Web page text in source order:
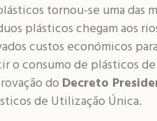
tornou-se uma das
plásticos chegam aos
custos económicos
o consumo de plásticos
do Decreto
de Utilização Única.